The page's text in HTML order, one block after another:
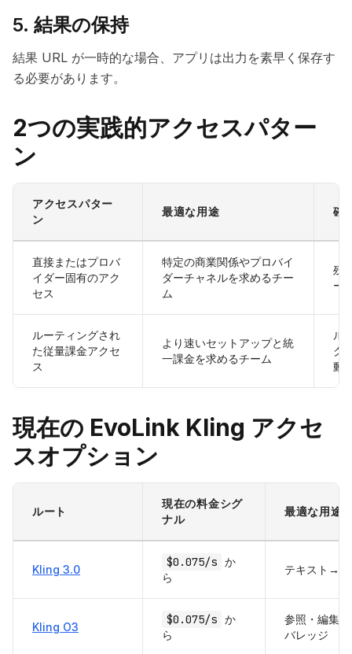
5. 結果の保持
結果 URL が一時的な場合、アプリは出力を素早く保存す
る必要があります。
2つの実践的アクセスパター
ン
アクセスパター
ン
最適な用途 確
直接またはプロバ
イダー固有のアク
セス
特定の商業関係やプロバイ
ダーチャネルを求めるチー
ム
残
ー
ルーティングされ
た従量課金アクセ
ス
より速いセットアップと統
一課金を求めるチーム
ル
ク
動
現在の EvoLink Kling アクセ
スオプション
ルート
現在の料金シグ
ナル
最適な用途
Kling 3.0
$0.075/s か
ら
テキスト→
Kling O3
$0.075/s か
ら
参照・編集
バレッジ